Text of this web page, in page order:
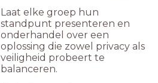
Laat elke groep hun
standpunt presenteren en
onderhandel over een
oplossing die zowel privacy als
veiligheid probeert te
balanceren.